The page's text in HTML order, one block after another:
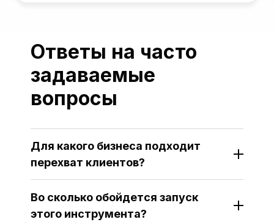
Ответы на часто
задаваемые
вопросы
Для какого бизнеса подходит
перехват клиентов?
Во сколько обойдется запуск
этого инструмента?